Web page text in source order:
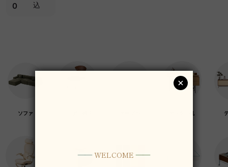
0
込
ソファ デスク・机